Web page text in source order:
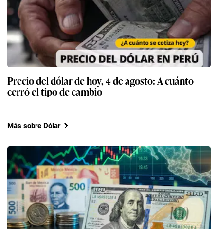
Precio del dólar de hoy, 4 de agosto: A cuánto
cerró el tipo de cambio
Más sobre Dólar